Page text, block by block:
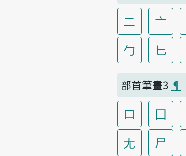
二 亠
勹
匕
部首筆畫3 ¶
口 囗
尢
尸